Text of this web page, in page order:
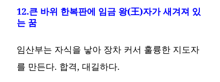
12.큰 바위 한복판에 임금 왕(王)자가 새겨져 있
는 꿈
임산부는 자식을 낳아 장차 커서 훌륭한 지도자
를 만든다. 합격, 대길하다.